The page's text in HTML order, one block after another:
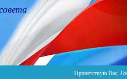
Приветствую Вас,